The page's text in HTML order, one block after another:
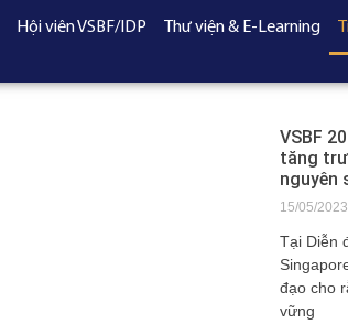
Hội viên VSBF/IDP Thư viện & E-Learning
VSBF
tăng
nguyên
15/05/2023
Tại Diễn
đạo cho
vững